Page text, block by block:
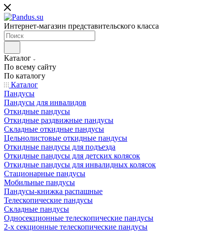
Интернет-магазин представительского класса
Каталог
По всему сайту
По каталогу
Каталог
Пандусы
Пандусы для инвалидов
Откидные пандусы
Откидные раздвижные пандусы
Складные откидные пандусы
Цельнолистовые откидные пандусы
Откидные пандусы для подъезда
Откидные пандусы для детских колясок
Откидные пандусы для инвалидных колясок
Стационарные пандусы
Мобильные пандусы
Пандусы-книжка распашные
Телескопические пандусы
Складные пандусы
Односекционные телескопические пандусы
2-х секционные телескопические пандусы